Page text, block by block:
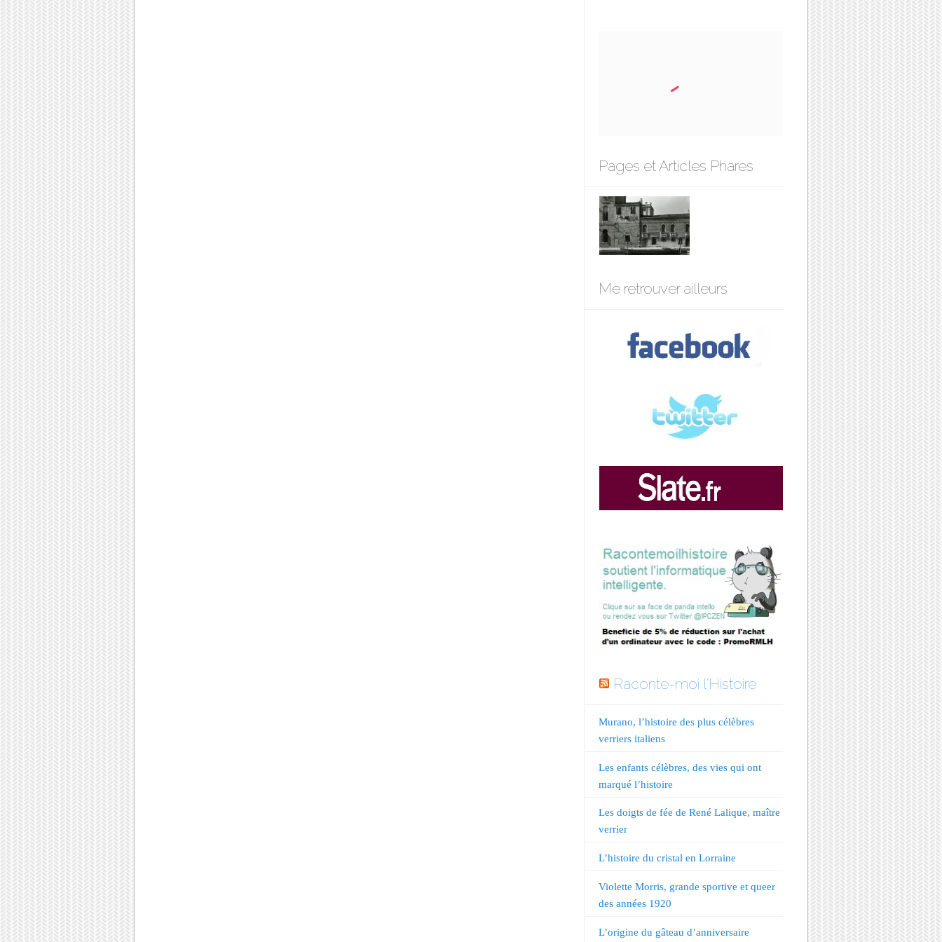
Pages et Articles Phares
Me retrouver ailleurs
Raconte-moi l'Histoire
Murano, l’histoire des plus célèbres
verriers italiens
Les enfants célèbres, des vies qui ont
marqué l’histoire
Les doigts de fée de René Lalique, maître
verrier
L’histoire du cristal en Lorraine
Violette Morris, grande sportive et queer
des années 1920
L’origine du gâteau d’anniversaire